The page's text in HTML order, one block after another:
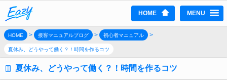
HOME MENU
HOME > 接客マニュアルブログ > 初心者マニュアル >
夏休み、どうやって働く？！時間を作るコツ
夏休み、どうやって働く？！時間を作るコツ